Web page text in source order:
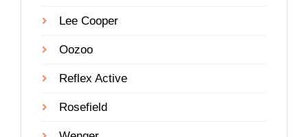
Lee Cooper
Oozoo
Reflex Active
Rosefield